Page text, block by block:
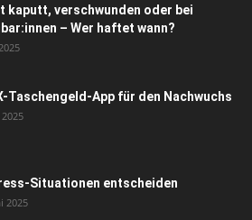
kaputt, verschwunden oder bei
– Wer haftet wann?
Taschengeld-App für den Nachwuchs
Situationen entscheiden
2025